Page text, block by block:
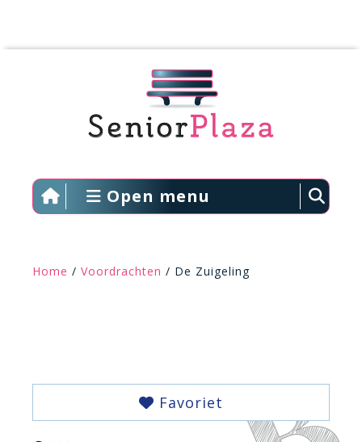
Open menu
Home / Voordrachten / De Zuigeling
Favoriet